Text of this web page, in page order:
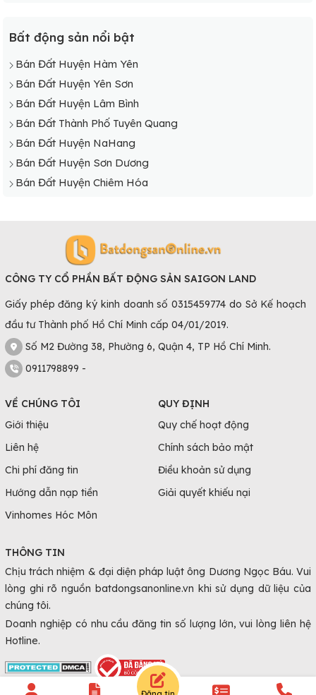
Bất động sản nổi bật
Bán Đất Huyện Hàm Yên
Bán Đất Huyện Yên Sơn
Bán Đất Huyện Lâm Bình
Bán Đất Thành Phố Tuyên Quang
Bán Đất Huyện NaHang
Bán Đất Huyện Sơn Dương
Bán Đất Huyện Chiêm Hóa
CÔNG TY CỔ PHẦN BẤT ĐỘNG SẢN SAIGON LAND
Giấy phép đăng ký kinh doanh số 0315459774 do Sở Kế hoạch
đầu tư Thành phố Hồ Chí Minh cấp 04/01/2019.
Số M2 Đường 38, Phường 6, Quận 4, TP Hồ Chí Minh.
0911798899 -
VỀ CHÚNG TÔI
Giới thiệu
Liên hệ
Chi phí đăng tin
Hướng dẫn nạp tiền
Vinhomes Hóc Môn
QUY ĐỊNH
Quy chế hoạt động
Chính sách bảo mật
Điều khoản sử dụng
Giải quyết khiếu nại
THÔNG TIN
Chịu trách nhiệm & đại diện pháp luật ông Dương Ngọc Báu. Vui
lòng ghi rõ nguồn batdongsanonline.vn khi sử dụng dữ liệu của
chúng tôi.
Doanh nghiệp có nhu cầu đăng tin số lượng lớn, vui lòng liên hệ
Hotline.